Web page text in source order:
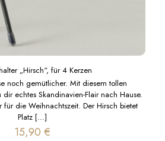
„Hirsch“, für 4 Kerzen
noch gemütlicher. Mit diesem tollen
echtes Skandinavien-Flair nach Hause.
für die Weihnachtszeit. Der Hirsch bietet
Platz[…]
15,90 €